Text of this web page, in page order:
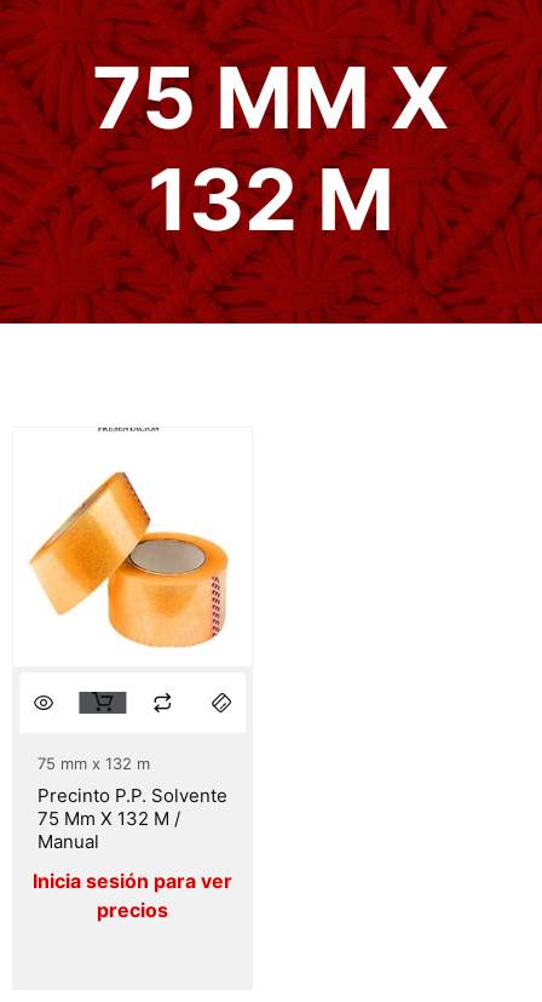
75 MM X
132 M
75 mm x 132 m
Precinto P.P. Solvente
75 Mm X 132 M /
Manual